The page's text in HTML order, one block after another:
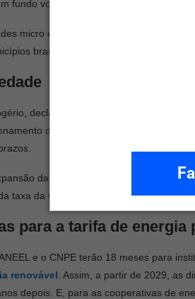
fundo voltado ao estímulo da emissão
micro e minigeradoras que distribuem
brasileiros e geram, ao todo, 7.000
declarou que “a micro e a
do setor elétrico. Podem,
da GD aconteça de forma
taxa da tarifa de energia para
para a tarifa de energia
e o CNPE terão 18 meses para
renovável . Assim, a partir de 2029, as
depois. E, para as cooperativas de